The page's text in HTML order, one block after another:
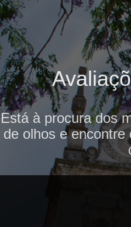
Está à procura dos
de olhos e